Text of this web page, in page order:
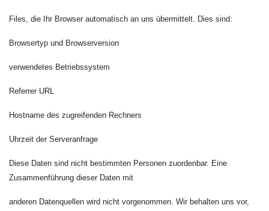
Files, die Ihr Browser automatisch an uns übermittelt. Dies sind:
Browsertyp und Browserversion
verwendetes Betriebssystem
Referrer URL
Hostname des zugreifenden Rechners
Uhrzeit der Serveranfrage
Diese Daten sind nicht bestimmten Personen zuordenbar. Eine
Zusammenführung dieser Daten mit
anderen Datenquellen wird nicht vorgenommen. Wir behalten uns vor,